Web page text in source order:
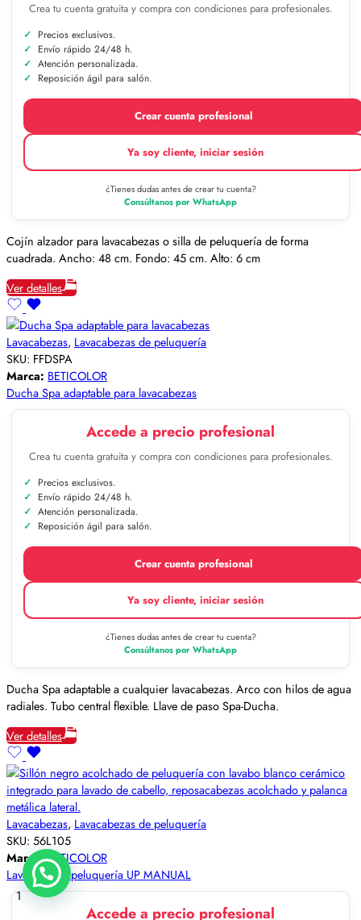
Crea tu cuenta gratuita y compra con condiciones para profesionales.
Precios exclusivos.
Envío rápido 24/48 h.
Atención personalizada.
Reposición ágil para salón.
Crear cuenta profesional
Ya soy cliente, iniciar sesión
¿Tienes dudas antes de crear tu cuenta?
Consúltanos por WhatsApp
Cojín alzador para lavacabezas o silla de peluquería de forma
cuadrada. Ancho: 48 cm. Fondo: 45 cm. Alto: 6 cm
Ver detalles
Lavacabezas, Lavacabezas de peluquería
SKU: FFDSPA
Marca: BETICOLOR
Ducha Spa adaptable para lavacabezas
Accede a precio profesional
Crea tu cuenta gratuita y compra con condiciones para profesionales.
Precios exclusivos.
Envío rápido 24/48 h.
Atención personalizada.
Reposición ágil para salón.
Crear cuenta profesional
Ya soy cliente, iniciar sesión
¿Tienes dudas antes de crear tu cuenta?
Consúltanos por WhatsApp
Ducha Spa adaptable a cualquier lavacabezas. Arco con hilos de agua
radiales. Tubo central flexible. Llave de paso Spa-Ducha.
Ver detalles
Lavacabezas, Lavacabezas de peluquería
SKU: 56L105
Marca:BETICOLOR
Lavacabezas peluquería UP MANUAL
Accede a precio profesional
1